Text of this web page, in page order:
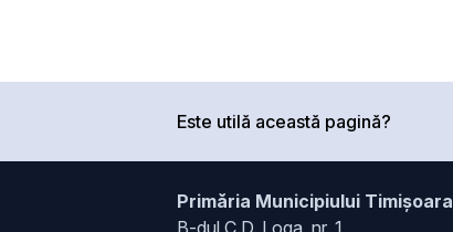
Este utilă această pagină?
Primăria Municipiului Timișoara
B-dul C.D. Loga, nr. 1